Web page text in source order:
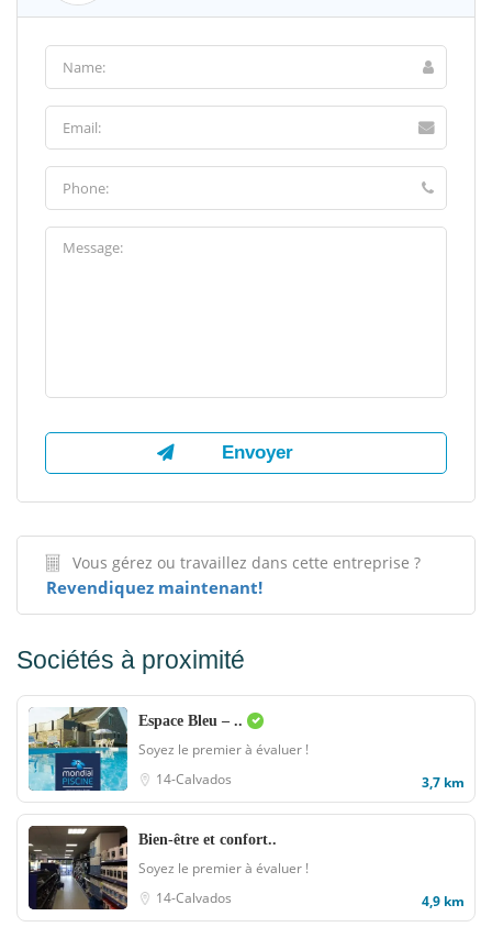
Vous gérez ou travaillez dans cette entreprise ?
Revendiquez maintenant!
Sociétés à proximité
Espace Bleu – ..
Soyez le premier à évaluer !
14-Calvados
3,7 km
Bien-être et confort..
Soyez le premier à évaluer !
14-Calvados
4,9 km